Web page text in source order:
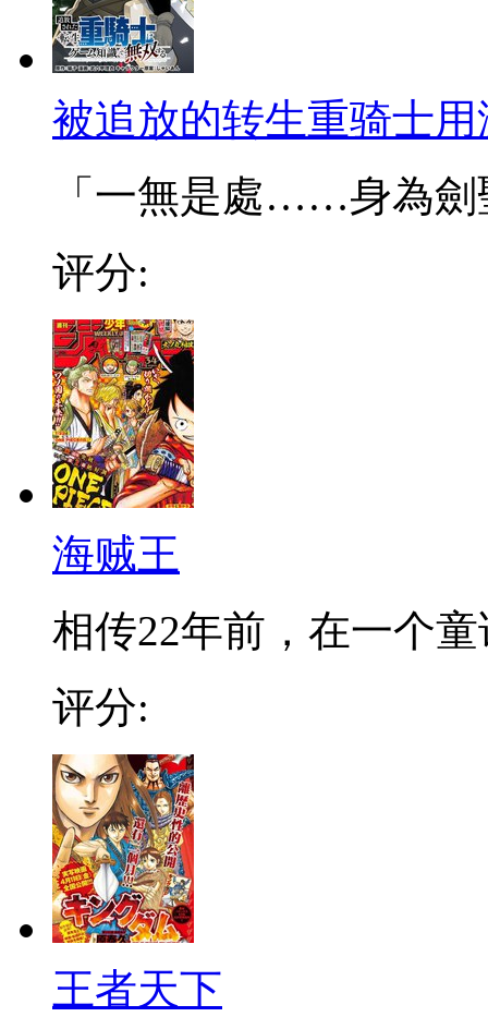
被追放的转生重骑士
「一無是處……身為劍
评分:
海贼王
相传22年前，在一个
评分:
王者天下